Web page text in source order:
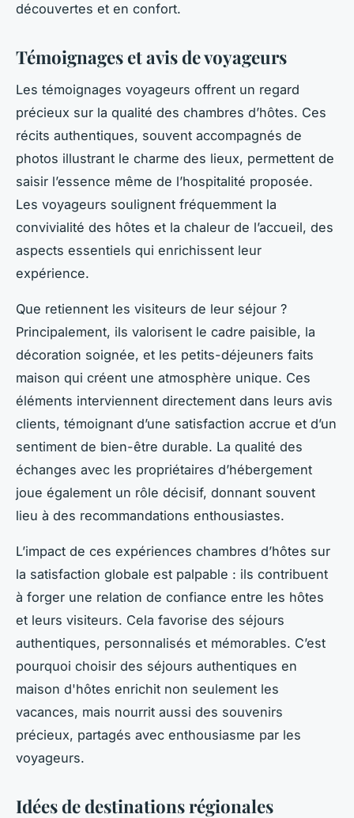
découvertes et en confort.
Témoignages et avis de voyageurs
Les témoignages voyageurs offrent un regard
précieux sur la qualité des chambres d’hôtes. Ces
récits authentiques, souvent accompagnés de
photos illustrant le charme des lieux, permettent de
saisir l’essence même de l’hospitalité proposée.
Les voyageurs soulignent fréquemment la
convivialité des hôtes et la chaleur de l’accueil, des
aspects essentiels qui enrichissent leur
expérience.
Que retiennent les visiteurs de leur séjour ?
Principalement, ils valorisent le cadre paisible, la
décoration soignée, et les petits-déjeuners faits
maison qui créent une atmosphère unique. Ces
éléments interviennent directement dans leurs avis
clients, témoignant d’une satisfaction accrue et d’un
sentiment de bien-être durable. La qualité des
échanges avec les propriétaires d’hébergement
joue également un rôle décisif, donnant souvent
lieu à des recommandations enthousiastes.
L’impact de ces expériences chambres d’hôtes sur
la satisfaction globale est palpable : ils contribuent
à forger une relation de confiance entre les hôtes
et leurs visiteurs. Cela favorise des séjours
authentiques, personnalisés et mémorables. C’est
pourquoi choisir des séjours authentiques en
maison d'hôtes enrichit non seulement les
vacances, mais nourrit aussi des souvenirs
précieux, partagés avec enthousiasme par les
voyageurs.
Idées de destinations régionales